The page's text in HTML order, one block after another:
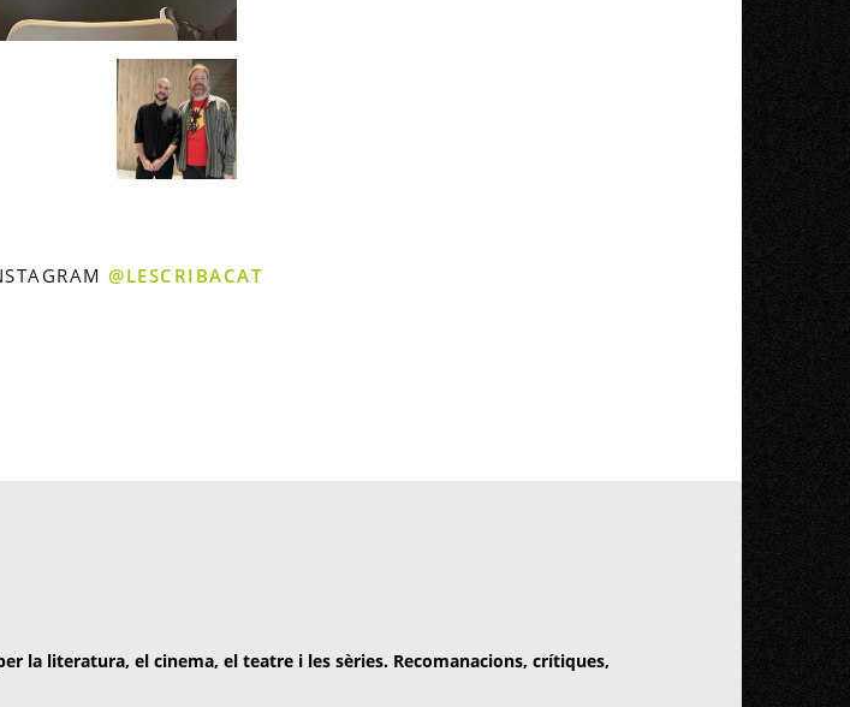
@LESCRIBACAT
la literatura, el cinema, el teatre i les sèries. Recomanacions, crítiques,